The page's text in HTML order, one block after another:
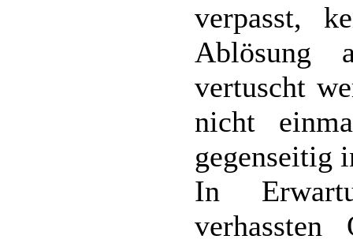
verpasst,
Ablösung
vertuscht
nicht
gegenseitig
In